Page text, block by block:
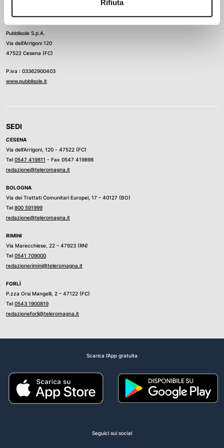
Rifiuta
Ludovico Luongo
Pubblisole S.p.A.
Via dell’Arrigoni 120
47522 Cesena (FC)
P.iva : 03362900403
www.pubblisole.it
SEDI
CESENA
Via dell’Arrigoni, 120 - 47522 (FC)
Tel 0547 419811 - Fax 0547 419898
redazione@teleromagna.it
BOLOGNA
Via dei Trattati Comunitari Europei, 17 – 40127 (BO)
Tel 800 591999
redazione@teleromagna.it
RIMINI
Via Marecchiese, 22 – 47923 (RN)
Tel 0541 709000
redazionerimini@teleromagna.it
FORLÌ
P.zza Orsi Mangelli, 2 – 47122 (FC)
Tel 0543 1900819
redazioneforli@teleromagna.it
Scarica l'App gratuita
Seguici sui social